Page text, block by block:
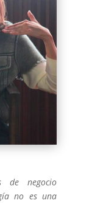
de negocio
no es una